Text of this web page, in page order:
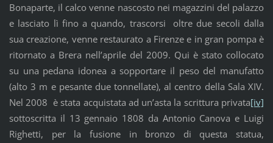
Bonaparte, il calco venne nascosto nei magazzini del palazzo
e lasciato lì fino a quando, trascorsi oltre due secoli dalla
sua creazione, venne restaurato a Firenze e in gran pompa è
ritornato a Brera nell’aprile del 2009. Qui è stato collocato
su una pedana idonea a sopportare il peso del manufatto
(alto 3 m e pesante due tonnellate), al centro della Sala XIV.
Nel 2008 è stata acquistata ad un’asta la scrittura privata[iv]
sottoscritta il 13 gennaio 1808 da Antonio Canova e Luigi
Righetti, per la fusione in bronzo di questa statua,